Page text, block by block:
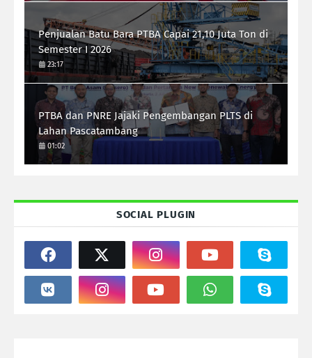
Penjualan Batu Bara PTBA Capai 21,10 Juta Ton di
Semester I 2026
23:17
PTBA dan PNRE Jajaki Pengembangan PLTS di
Lahan Pascatambang
01:02
SOCIAL PLUGIN